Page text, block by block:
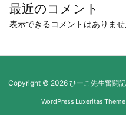
最近のコメント
表示できるコメントはありませ
Copyright © 2026 ひーこ先生奮闘
WordPress Luxeritas